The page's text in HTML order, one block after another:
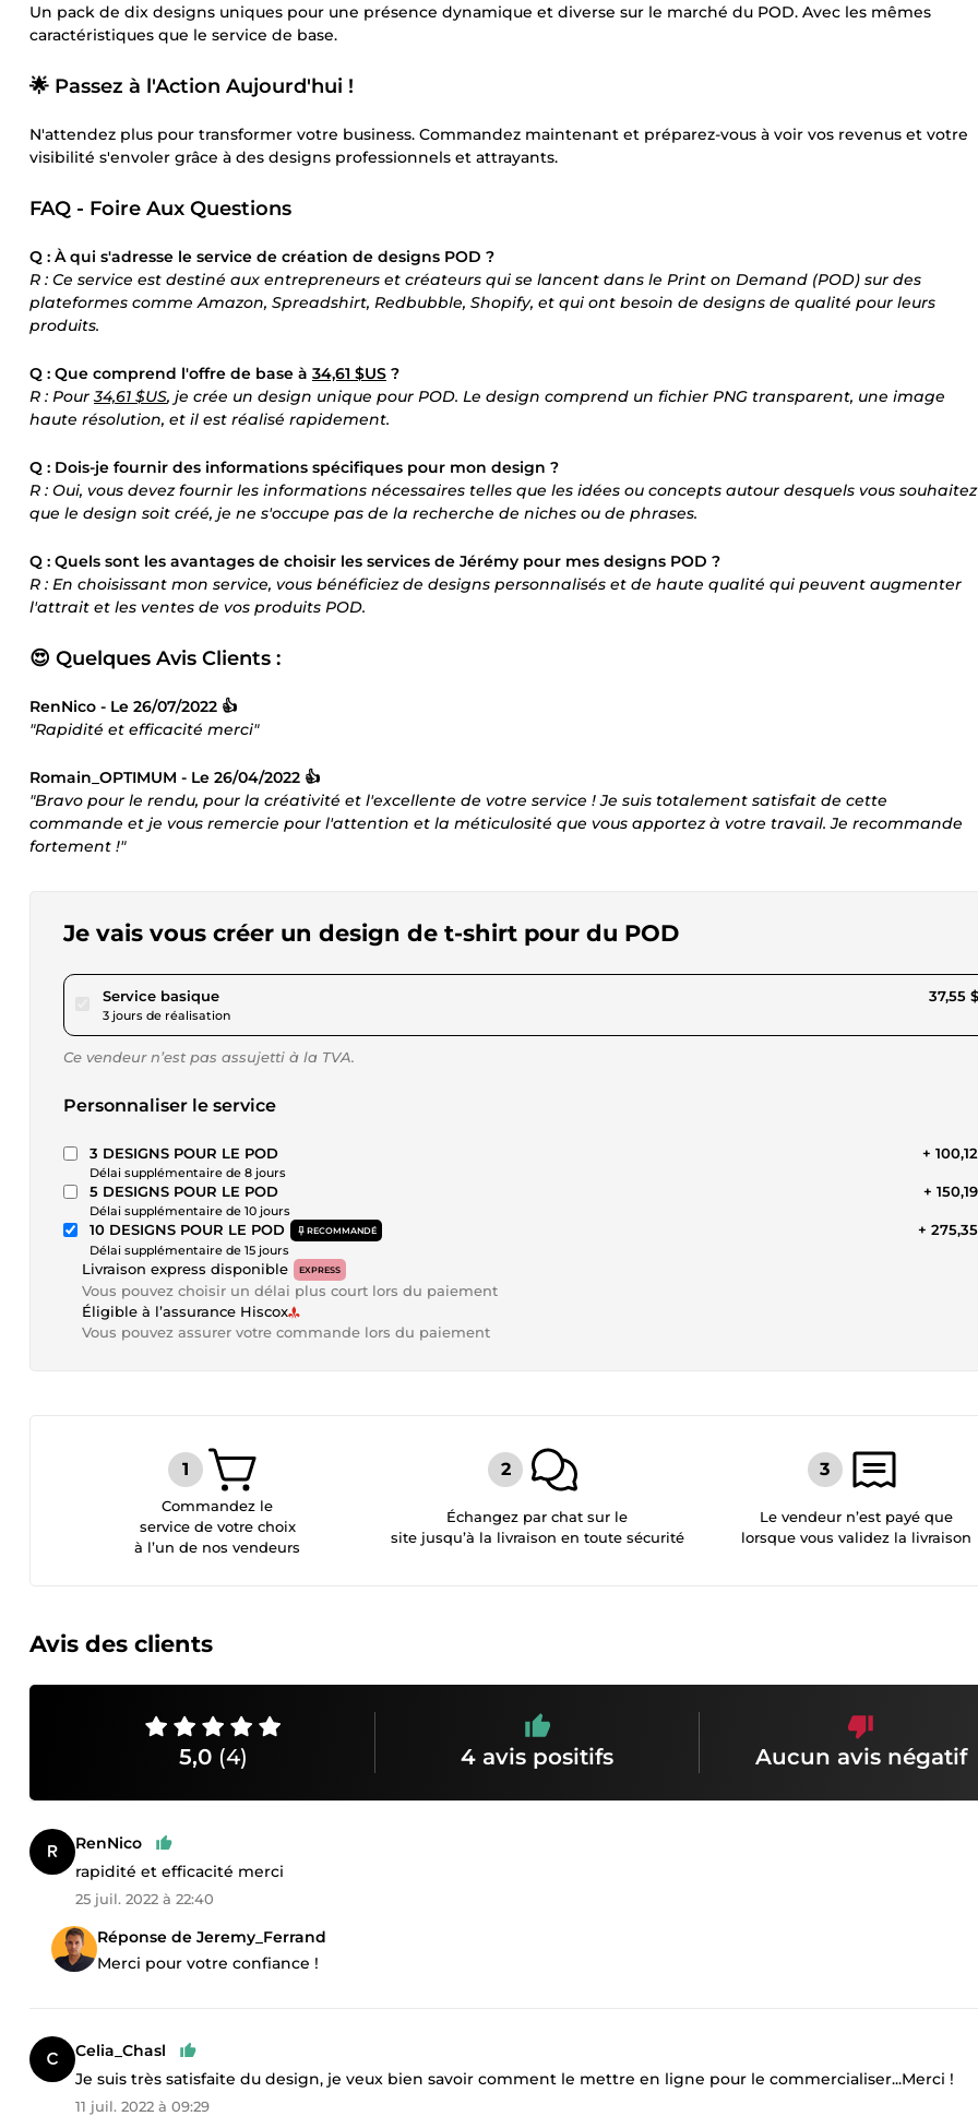
Un pack de dix designs uniques pour une présence dynamique et diverse sur le marché du POD. Avec les mêmes
caractéristiques que le service de base.
🌟 Passez à l'Action Aujourd'hui !
N'attendez plus pour transformer votre business. Commandez maintenant et préparez-vous à voir vos revenus et votre
visibilité s'envoler grâce à des designs professionnels et attrayants.
FAQ - Foire Aux Questions
Q : À qui s'adresse le service de création de designs POD ?
R : Ce service est destiné aux entrepreneurs et créateurs qui se lancent dans le Print on Demand (POD) sur des
plateformes comme Amazon, Spreadshirt, Redbubble, Shopify, et qui ont besoin de designs de qualité pour leurs
produits.
Q : Que comprend l'offre de base à 34,61 $US ?
R : Pour34,61 $US, je crée un design unique pour POD. Le design comprend un fichier PNG transparent, une image
haute résolution, et il est réalisé rapidement.
Q : Dois-je fournir des informations spécifiques pour mon design ?
R : Oui, vous devez fournir les informations nécessaires telles que les idées ou concepts autour desquels vous souhaitez
que le design soit créé, je ne s'occupe pas de la recherche de niches ou de phrases.
Q : Quels sont les avantages de choisir les services de Jérémy pour mes designs POD ?
R : En choisissant mon service, vous bénéficiez de designs personnalisés et de haute qualité qui peuvent augmenter
l'attrait et les ventes de vos produits POD.
😍 Quelques Avis Clients :
RenNico - Le 26/07/2022 👍
"Rapidité et efficacité merci"
Romain_OPTIMUM - Le 26/04/2022 👍
"Bravo pour le rendu, pour la créativité et l'excellente de votre service ! Je suis totalement satisfait de cette
commande et je vous remercie pour l'attention et la méticulosité que vous apportez à votre travail. Je recommande
fortement !"
Je vais vous créer un design de t-shirt pour du POD
Service basiquepour 34,61 $US
3 jours de réalisation
37,55
Ce vendeur n’est pas assujetti à la TVA.
Personnaliser le service
3 DESIGNS POUR LE POD
Délai supplémentaire de 8 jours
+
5 DESIGNS POUR LE POD
Délai supplémentaire de 10 jours
+
10 DESIGNS POUR LE POD RECOMMANDÉ
Délai supplémentaire de 15 jours
+
Livraison express disponible EXPRESS
Vous pouvez choisir un délai plus court lors du paiement
Éligible à l’assurance Hiscox
Vous pouvez assurer votre commande lors du paiement
Commandez le
service de votre choix
à l’un de nos vendeurs
Échangez par chat sur le
site jusqu’à la livraison en toute sécurité
Le vendeur n’est payé que
lorsque vous validez la livraison
Avis des clients
5,0 (4) 4 avis positifs Aucun avis négatif
RenNico
rapidité et efficacité merci
25 juil. 2022 à 22:40
Réponse de Jeremy_Ferrand
Merci pour votre confiance !
Celia_Chasl
Je suis très satisfaite du design, je veux bien savoir comment le mettre en ligne pour le commercialiser...Merci !
11 juil. 2022 à 09:29